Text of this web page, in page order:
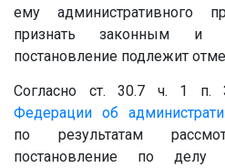
ему административного
признать законным и
постановление подлежит
Согласно ст. 30.7 ч. 1 п.
Федерации об
по результатам
постановление по делу